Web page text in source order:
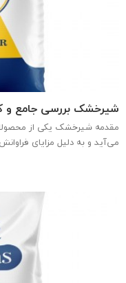
شیرخشک بررسی جامع و
مقدمه شیرخشک یکی از
می‌آید و به دلیل مزایای
محصول به صورت پودر تهیه
شود. در این مقاله به بررسی